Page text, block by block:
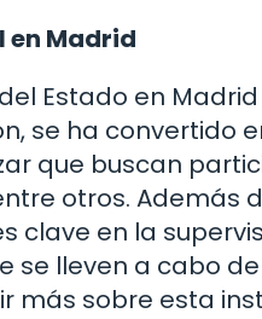
en Madrid
Estado en
se ha convertido
que buscan
otros. Además
clave en la
se lleven a cabo
más sobre esta